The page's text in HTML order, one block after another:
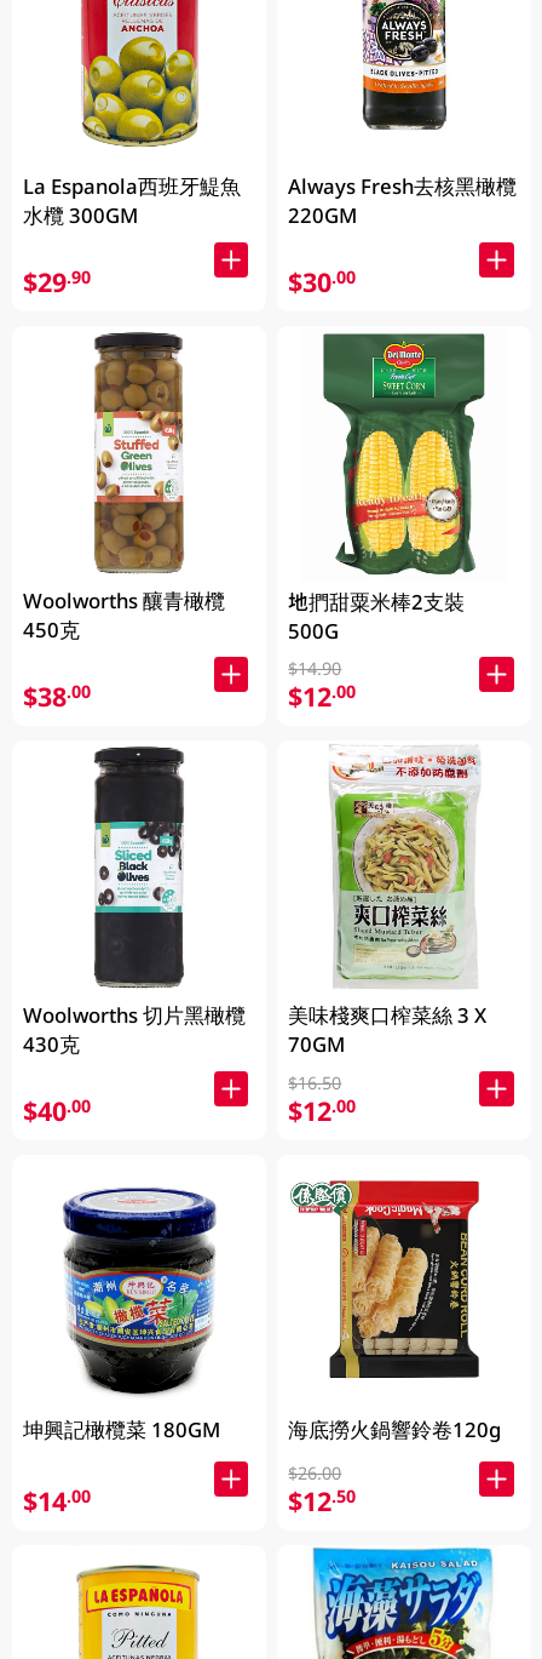
La Espanola西班牙鯷魚
水欖 300GM
$29.90
Woolworths 釀青橄欖
450克
$38.00
Woolworths 切片黑橄欖
430克
$40.00
坤興記橄欖菜 180GM
$14.00
Always Fresh去核黑橄欖
220GM
$30.00
地捫甜粟米棒2支裝
500G
$14.90
$12.00
美味棧爽口榨菜絲 3 X
70GM
$16.50
$12.00
海底撈火鍋響鈴卷120g
$26.00
$12.50